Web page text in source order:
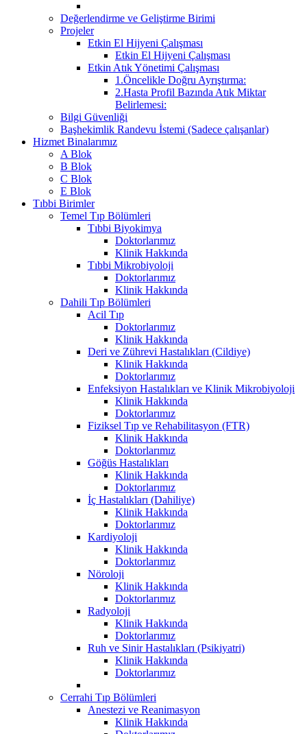
Değerlendirme ve Geliştirme Birimi
Projeler
Etkin El Hijyeni Çalışması
Etkin El Hijyeni Çalışması
Etkin Atık Yönetimi Çalışması
1.Öncelikle Doğru Ayrıştırma:
2.Hasta Profil Bazında Atık Miktar
Belirlemesi:
Bilgi Güvenliği
Başhekimlik Randevu İstemi (Sadece çalışanlar)
Hizmet Binalarımız
A Blok
B Blok
C Blok
E Blok
Tıbbi Birimler
Temel Tıp Bölümleri
Tıbbi Biyokimya
Doktorlarımız
Klinik Hakkında
Tıbbi Mikrobiyoloji
Doktorlarımız
Klinik Hakkında
Dahili Tıp Bölümleri
Acil Tıp
Doktorlarımız
Klinik Hakkında
Deri ve Zührevi Hastalıkları (Cildiye)
Klinik Hakkında
Doktorlarımız
Enfeksiyon Hastalıkları ve Klinik Mikrobiyoloji
Klinik Hakkında
Doktorlarımız
Fiziksel Tıp ve Rehabilitasyon (FTR)
Klinik Hakkında
Doktorlarımız
Göğüs Hastalıkları
Klinik Hakkında
Doktorlarımız
İç Hastalıkları (Dahiliye)
Klinik Hakkında
Doktorlarımız
Kardiyoloji
Klinik Hakkında
Doktorlarımız
Nöroloji
Klinik Hakkında
Doktorlarımız
Radyoloji
Klinik Hakkında
Doktorlarımız
Ruh ve Sinir Hastalıkları (Psikiyatri)
Klinik Hakkında
Doktorlarımız
Cerrahi Tıp Bölümleri
Anestezi ve Reanimasyon
Klinik Hakkında